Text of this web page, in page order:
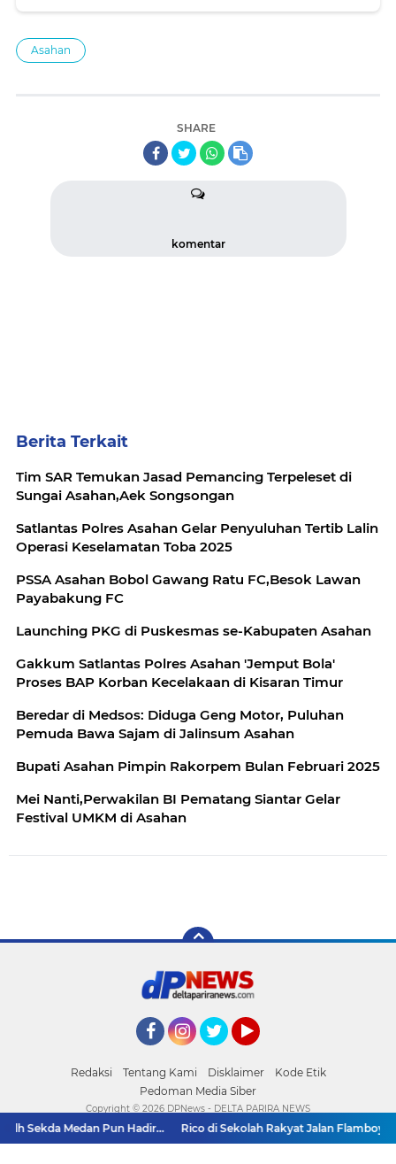
Asahan
SHARE
komentar
Berita Terkait
Tim SAR Temukan Jasad Pemancing Terpeleset di
Sungai Asahan,Aek Songsongan
Satlantas Polres Asahan Gelar Penyuluhan Tertib Lalin
Operasi Keselamatan Toba 2025
PSSA Asahan Bobol Gawang Ratu FC,Besok Lawan
Payabakung FC
Launching PKG di Puskesmas se-Kabupaten Asahan
Gakkum Satlantas Polres Asahan 'Jemput Bola'
Proses BAP Korban Kecelakaan di Kisaran Timur
Beredar di Medsos: Diduga Geng Motor, Puluhan
Pemuda Bawa Sajam di Jalinsum Asahan
Bupati Asahan Pimpin Rakorpem Bulan Februari 2025
Mei Nanti,Perwakilan BI Pematang Siantar Gelar
Festival UMKM di Asahan
Redaksi Tentang Kami Disklaimer
Kode Etik
Pedoman Media Siber
Sekda Medan Pun Hadir... Rico di Sekolah Rakyat Jalan Flamboyan:
Copyright © 2026 DPNews - DELTA PARIRA NEWS